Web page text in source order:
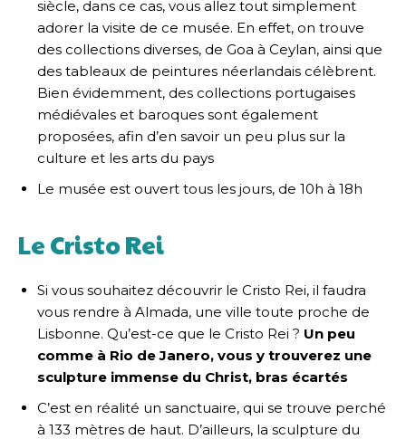
siècle, dans ce cas, vous allez tout simplement
adorer la visite de ce musée. En effet, on trouve
des collections diverses, de Goa à Ceylan, ainsi que
des tableaux de peintures néerlandais célèbrent.
Bien évidemment, des collections portugaises
médiévales et baroques sont également
proposées, afin d’en savoir un peu plus sur la
culture et les arts du pays
Le musée est ouvert tous les jours, de 10h à 18h
Le Cristo Rei
Si vous souhaitez découvrir le Cristo Rei, il faudra
vous rendre à Almada, une ville toute proche de
Lisbonne. Qu’est-ce que le Cristo Rei ? Un peu
comme à Rio de Janero, vous y trouverez une
sculpture immense du Christ, bras écartés
C’est en réalité un sanctuaire, qui se trouve perché
à 133 mètres de haut. D’ailleurs, la sculpture du